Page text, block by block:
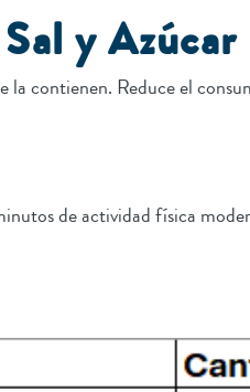
y Azúcar
contienen. Reduce el
de actividad física